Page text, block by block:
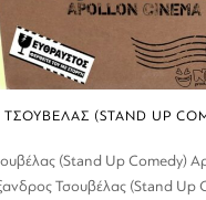
(STAND UP
(Stand Up Comedy)
Τσουβέλας (Stand Up